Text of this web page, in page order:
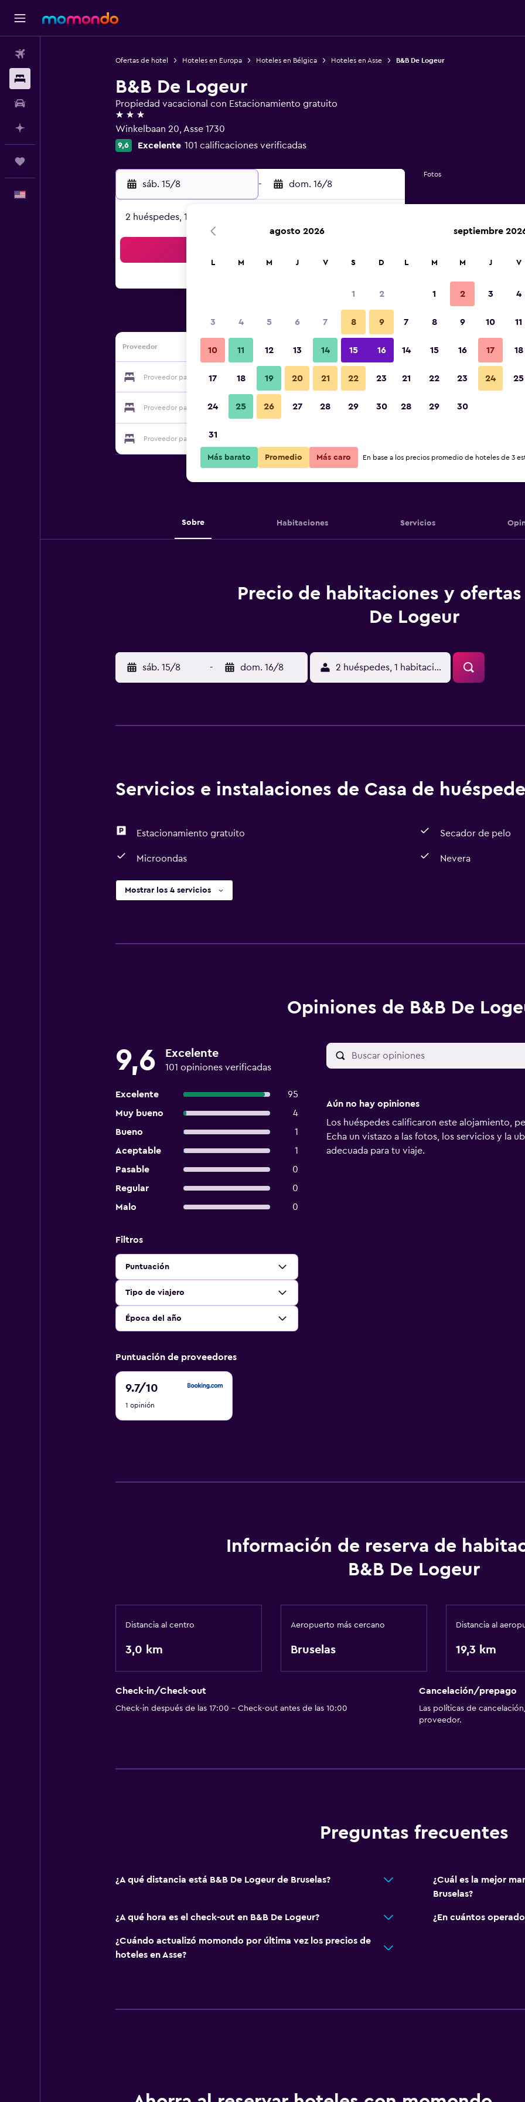
Ofertas de hotel Hoteles en Europa Hoteles en Bélgica Hoteles en Asse B&B De Logeur
B&B De Logeur
Propiedad vacacional con Estacionamiento gratuito
3 estrellas
Winkelbaan 20, Asse 1730
9,6 Excelente 101 calificaciones verificadas
sáb. 15/8 - dom. 16/8
2 huéspedes, 1 habitación
Proveedor
Proveedor para B&B De Logeur Ver precios
Proveedor para B&B De Logeur Ver precios
Proveedor para B&B De Logeur
Fotos
Sobre Habitaciones Servicios
Precio de habitaciones y ofertas
De Logeur
sáb. 15/8 - dom. 16/8 2 huéspedes, 1 habitación
Servicios e instalaciones de Casa de
Estacionamiento gratuito Secador de pelo
Microondas Nevera
Mostrar los 4 servicios
Opiniones de B&B De
9,6 Excelente
101 opiniones verificadas
Excelente
95
Muy bueno
4
Bueno
1
Aceptable
1
Pasable
0
Regular
0
Malo
0
Filtros
Puntuación
Tipo de viajero
Época del año
Puntuación de proveedores
9.7/10
9.7
10
1 opinión
Aún no hay opiniones
Los huéspedes calificaron este alojamiento,
Echa un vistazo a las fotos, los servicios y la
adecuada para tu viaje.
Información de reserva de
B&B De Logeur
Distancia al centro
3,0 km
Aeropuerto más cercano
Bruselas
Distancia al
19,3 km
Check-in/Check-out
Check-in después de las 17:00 - Check-out antes de las 10:00
Cancelación/prepago
Las políticas de
proveedor.
Preguntas frecuentes
¿A qué distancia está B&B De Logeur de Bruselas?
¿Cuál es la mejor
Bruselas?
¿A qué hora es el check-out en B&B De Logeur? ¿En cuántos
¿Cuándo actualizó momondo por última vez los precios de
hoteles en Asse?
agosto 2026
L M M J V S D
1 2
3 4 5 6 7 8 9
10 11 12 13 14 15 16
17 18 19 20 21 22 23
24 25 26 27 28 29 30
31
septiembre
L M M J V
1 2 3 4
7 8 9 10 11
14 15 16 17 18
21 22 23 24 25
28 29 30
Más barato Promedio Más caro En base a los precios promedio de hoteles de 3